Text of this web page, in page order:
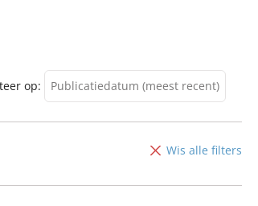
op: Publicatiedatum (meest recent)
recent)
Wis alle filters